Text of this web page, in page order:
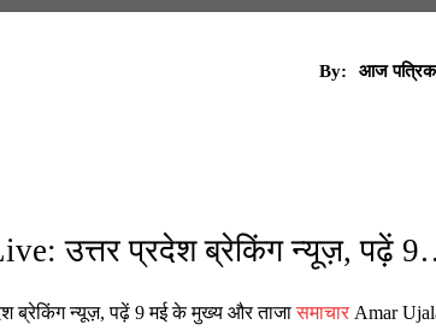
By: आज
उत्तर प्रदेश ब्रेकिंग न्यूज़, पढ़ें
ब्रेकिंग न्यूज़, पढ़ें 9 मई के मुख्य और ताजासमाचार Amar